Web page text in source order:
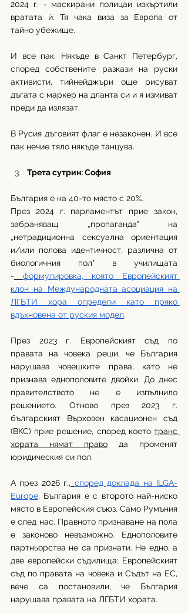
2024 г. - маскирани полицаи изкъртили
вратата ѝ. Тя чака виза за Европа от
тайно убежище.
И все пак. Някъде в Санкт Петербург,
според собствените разкази на руски
активисти, тийнейджъри още рисуват
дъгата с маркер на дланта си и я измиват
преди да излязат.
В Русия дъговият флаг е незаконен. И все
пак нечие тяло някъде танцува.
Трета сутрин: София
България е на 40-то място с 20%.
През 2024 г. парламентът прие закон,
забраняващ „пропаганда" на
„нетрадиционна сексуална ориентация
и/или полова идентичност, различна от
биологичния пол" в училищата
-
формулировка, която Европейският
клон на Международната асоциация на
ЛГБТИ хора определи като пряко
вдъхновена от руския модел.
През 2023 г. Европейският съд по
правата на човека реши, че България
нарушава човешките права, като не
признава еднополовите двойки. До днес
правителството не е изпълнило
решението. Отново през 2023 г.
българският Върховен касационен съд
(ВКС) прие решение, според което транс
хората нямат право да променят
юридическия си пол.
А през 2026 г., според доклада на ILGA-
Europe, България е с второто най-ниско
място в Европейския съюз. Само Румъния
е след нас. Правното признаване на пола
е законово невъзможно. Еднополовите
партньорства не са признати. Не едно, а
две европейски съдилища: Европейският
съд по правата на човека и Съдът на ЕС,
вече са постановили, че България
нарушава правата на ЛГБТИ хората.